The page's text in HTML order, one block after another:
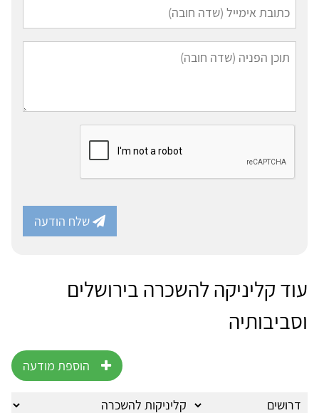
שלח הודעה
עוד קליניקה להשכרה בירושלים
וסביבותיה
הוספת מודעה